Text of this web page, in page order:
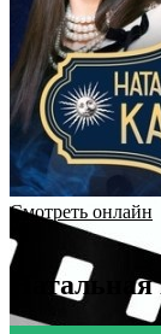
Смотреть онлайн